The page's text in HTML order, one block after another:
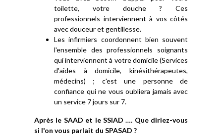
toilette, votre douche ? Ces
professionnels interviennent à vos côtés
avec douceur et gentillesse.
Les infirmiers coordonnent bien souvent
l'ensemble des professionnels soignants
qui interviennent à votre domicile (Services
d'aides à domicile, kinésithérapeutes,
médecins) ; c'est une personne de
confiance qui ne vous oubliera jamais avec
un service 7 jours sur 7.
Après le SAAD et le SSIAD …. Que diriez-vous
si l'on vous parlait du SPASAD ?